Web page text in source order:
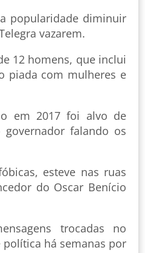
popularidade diminuir
vazarem.
12 homens, que inclui
piada com mulheres e
em 2017 foi alvo de
falando os
esteve nas ruas
do Oscar Benício
trocadas no
há semanas por